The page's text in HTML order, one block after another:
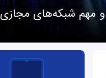
مهم شبکه‌های مجازی